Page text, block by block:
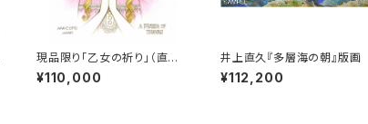
現品限り「乙女の祈り」（直筆
サイン入り）
¥110,000
井上直久『多層海の朝』版画
¥112,200